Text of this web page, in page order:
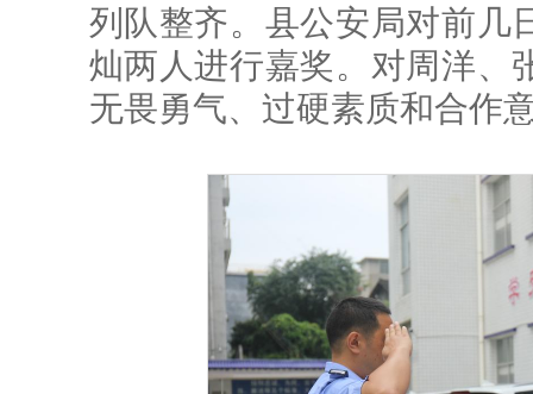
列队整齐。县公安局对前几
灿两人进行嘉奖。对周洋、
无畏勇气、过硬素质和合作